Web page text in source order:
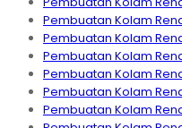
Pembuatan Kolam
Pembuatan Kolam
Pembuatan Kolam
Pembuatan Kolam
Pembuatan Kolam
Pembuatan Kolam